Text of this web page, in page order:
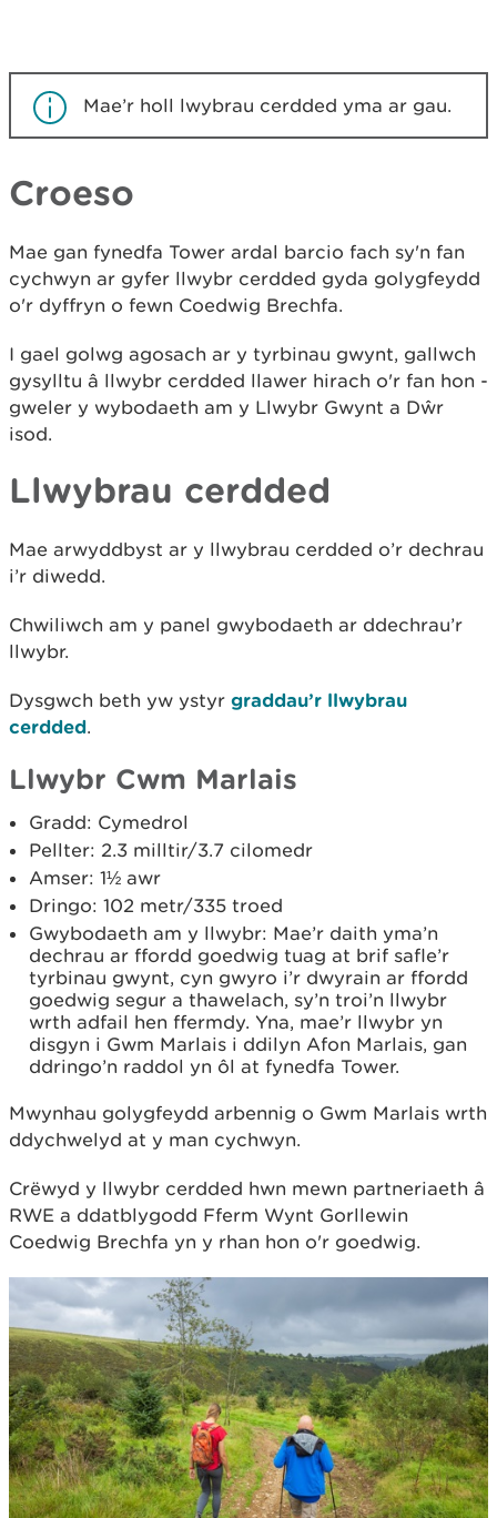
Mae’r holl lwybrau cerdded yma ar gau.
Croeso
Mae gan fynedfa Tower ardal barcio fach sy'n fan
cychwyn ar gyfer llwybr cerdded gyda golygfeydd
o'r dyffryn o fewn Coedwig Brechfa.
I gael golwg agosach ar y tyrbinau gwynt, gallwch
gysylltu â llwybr cerdded llawer hirach o'r fan hon -
gweler y wybodaeth am y Llwybr Gwynt a Dŵr
isod.
Llwybrau cerdded
Mae arwyddbyst ar y llwybrau cerdded o’r dechrau
i’r diwedd.
Chwiliwch am y panel gwybodaeth ar ddechrau’r
llwybr.
Dysgwch beth yw ystyr graddau’r llwybrau
cerdded.
Llwybr Cwm Marlais
Gradd: Cymedrol
Pellter: 2.3 milltir/3.7 cilomedr
Amser: 1½ awr
Dringo: 102 metr/335 troed
Gwybodaeth am y llwybr: Mae’r daith yma’n
dechrau ar ffordd goedwig tuag at brif safle’r
tyrbinau gwynt, cyn gwyro i’r dwyrain ar ffordd
goedwig segur a thawelach, sy’n troi’n llwybr
wrth adfail hen ffermdy. Yna, mae’r llwybr yn
disgyn i Gwm Marlais i ddilyn Afon Marlais, gan
ddringo’n raddol yn ôl at fynedfa Tower.
Mwynhau golygfeydd arbennig o Gwm Marlais wrth
ddychwelyd at y man cychwyn.
Crëwyd y llwybr cerdded hwn mewn partneriaeth â
RWE a ddatblygodd Fferm Wynt Gorllewin
Coedwig Brechfa yn y rhan hon o'r goedwig.